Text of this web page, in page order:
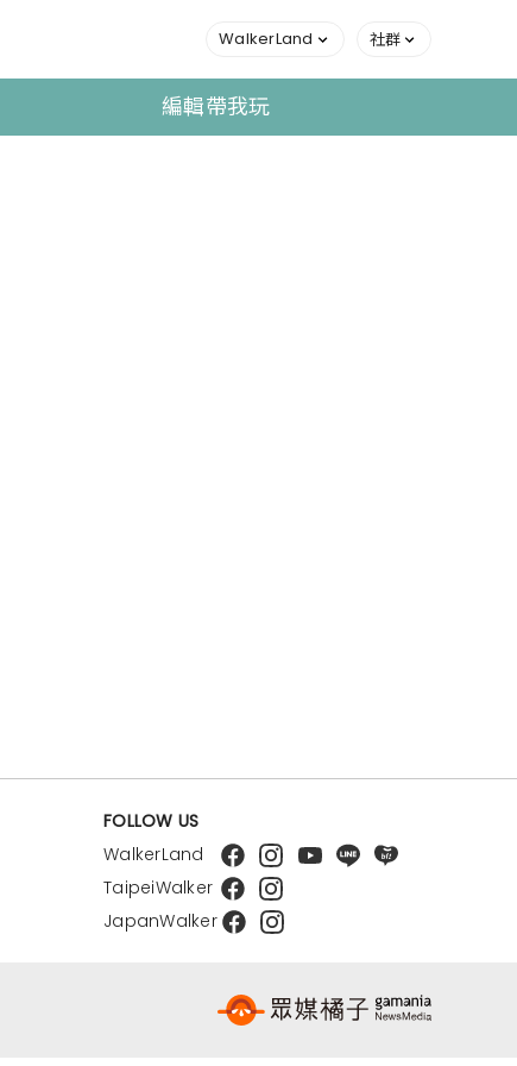
WalkerLand 社群
編輯帶我玩
FOLLOW US
WalkerLand
TaipeiWalker
JapanWalker